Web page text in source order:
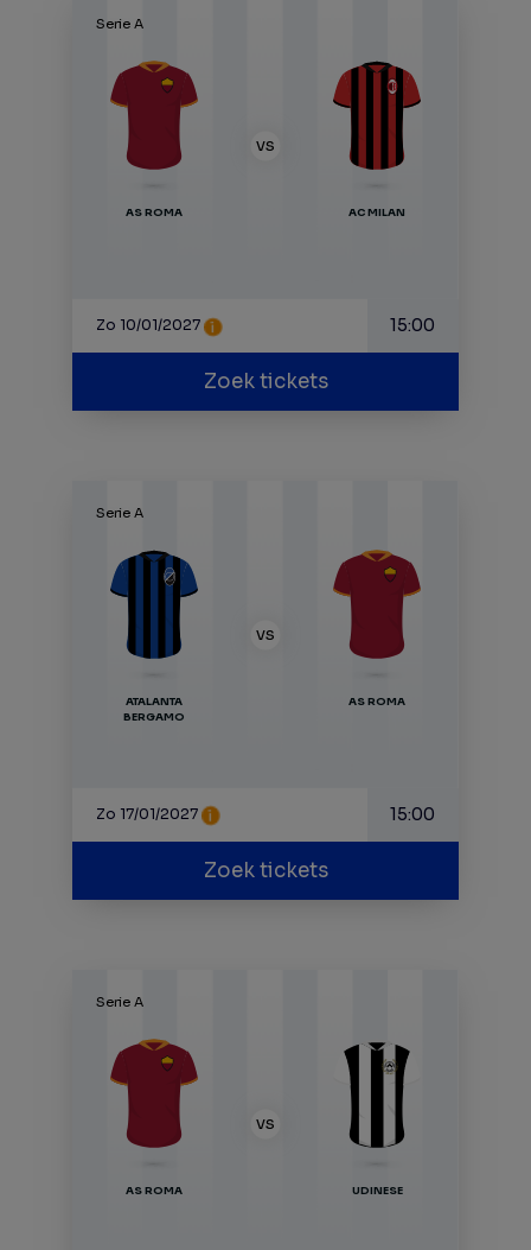
Serie A
AS ROMA AC MILAN
VS
Zo 10/01/2027 15:00
Zoek tickets
Serie A
ATALANTA
BERGAMO
AS ROMA
VS
Zo 17/01/2027 15:00
Zoek tickets
Serie A
AS ROMA UDINESE
VS